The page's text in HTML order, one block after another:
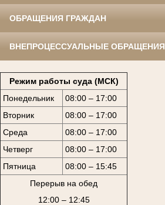
ОБРАЩЕНИЯ ГРАЖДАН
ВНЕПРОЦЕССУАЛЬНЫЕ ОБРАЩЕНИЯ
Режим работы суда (МСК)
Понедельник
08:00 – 17:00
Вторник
08:00 – 17:00
Среда
08:00 – 17:00
Четверг
08:00 – 17:00
Пятница
08:00 – 15:45
Перерыв на обед
12:00 – 12:45